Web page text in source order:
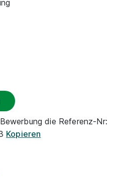
die Referenz-Nr:
Kopieren